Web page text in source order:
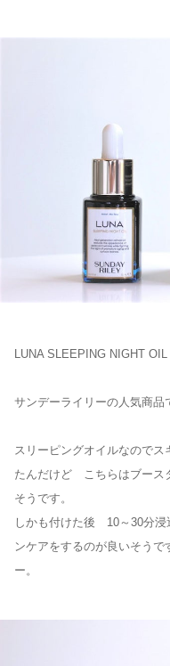
LUNA SLEEPING NIGHT
サンデーライリーの人気商
スリーピングオイルなので
たんだけど こちらはブース
そうです。
しかも付けた後 10～30分浸
ンケアをするのが良いそう
ー。